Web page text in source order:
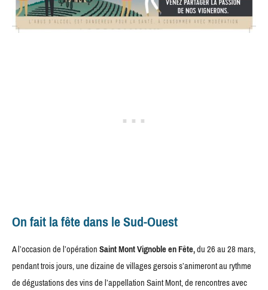
On fait la fête dans le Sud-Ouest
A l’occasion de l’opérationSaint Mont Vignoble en Fête,du 26 au 28 mars,
pendant trois jours, une dizaine de villages gersoiss’animeront au rythme
de dégustations des vins de l’appellation Saint Mont, de rencontres avec